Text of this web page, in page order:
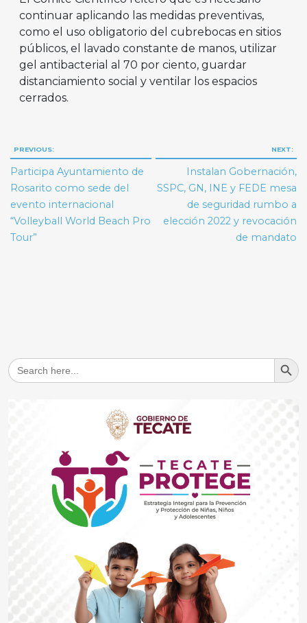
continuar aplicando las medidas preventivas,
como el uso obligatorio del cubrebocas en sitios
públicos, el lavado constante de manos, utilizar
gel antibacterial al 70 por ciento, guardar
distanciamiento social y ventilar los espacios
cerrados.
Navegación
de
entradas
PREVIOUS:
Participa Ayuntamiento de
Rosarito como sede del
evento internacional
“Volleyball World Beach Pro
Tour”
NEXT:
Instalan Gobernación,
SSPC, GN, INE y FEDE mesa
de seguridad rumbo a
elección 2022 y revocación
de mandato
Search
for:
Search